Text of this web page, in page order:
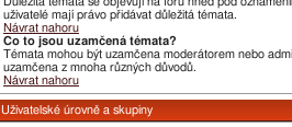
uživatelé mají právo přidávat důležitá témata.
Návrat nahoru
Co to jsou uzamčená témata?
Témata mohou být uzamčena moderátorem nebo
uzamčena z mnoha různých důvodů.
Návrat nahoru
Uživatelské úrovně a skupiny